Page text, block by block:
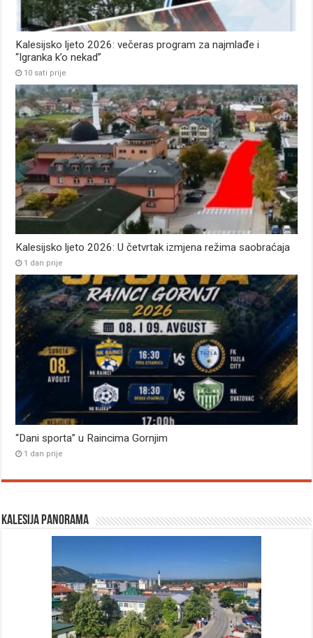
Kalesijsko ljeto 2026: večeras program za najmlađe i
“Igranka k’o nekad”
10 sati prije
Kalesijsko ljeto 2026: U četvrtak izmjena režima saobraćaja
1 dan prije
“Dani sporta” u Raincima Gornjim
1 dan prije
Kalesija panorama